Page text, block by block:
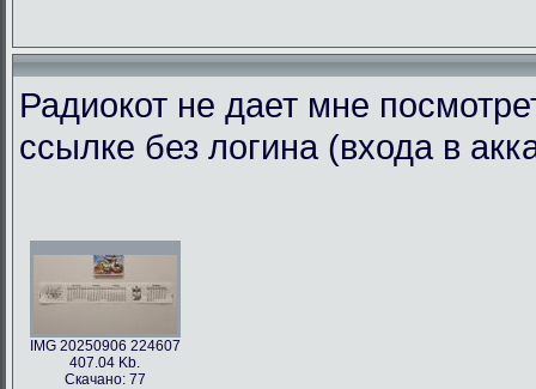
Радиокот не дает мне
ссылке без логина (входа в
IMG 20250906 224607
407.04 Kb.
Скачано: 77